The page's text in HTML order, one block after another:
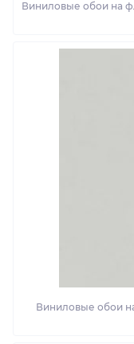
Виниловые обои на
Виниловые обои